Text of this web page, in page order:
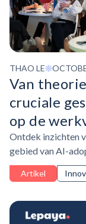
THAO LE
Van
cruciale
op de
Ontdek inzichten
gebied van AI-
ontwikkelen van
van de ROI om
Artikel